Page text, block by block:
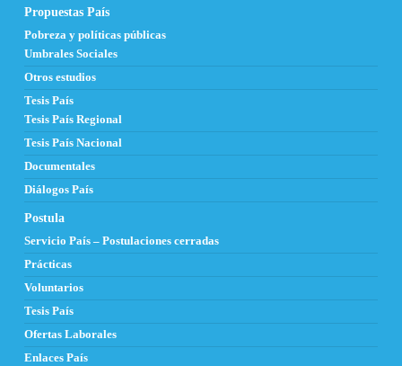
Propuestas País
Pobreza y políticas públicas
Umbrales Sociales
Otros estudios
Tesis País
Tesis País Regional
Tesis País Nacional
Documentales
Diálogos País
Postula
Servicio País – Postulaciones cerradas
Prácticas
Voluntarios
Tesis País
Ofertas Laborales
Enlaces País